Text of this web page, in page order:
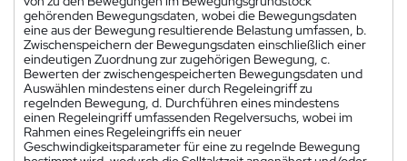
gehörenden Bewegungsdaten, wobei die Bewegungsdaten
eine aus der Bewegung resultierende Belastung umfassen, b.
Zwischenspeichern der Bewegungsdaten einschließlich einer
eindeutigen Zuordnung zur zugehörigen Bewegung, c.
Bewerten der zwischengespeicherten Bewegungsdaten und
Auswählen mindestens einer durch Regeleingriff zu
regelnden Bewegung, d. Durchführen eines mindestens
einen Regeleingriff umfassenden Regelversuchs, wobei im
Rahmen eines Regeleingriffs ein neuer
Geschwindigkeitsparameter für eine zu regelnde Bewegung